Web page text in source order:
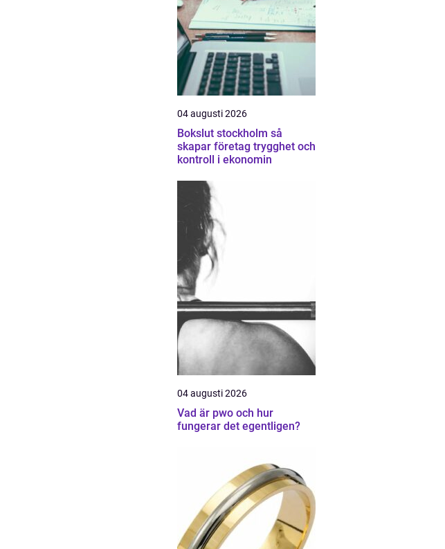
04 augusti 2026
Bokslut stockholm så
skapar företag trygghet och
kontroll i ekonomin
04 augusti 2026
Vad är pwo och hur
fungerar det egentligen?